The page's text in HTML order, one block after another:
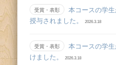
受賞・表彰
本コースの学
授与されました。
2026.3.18
受賞・表彰
本コースの学
けました。
2026.3.18